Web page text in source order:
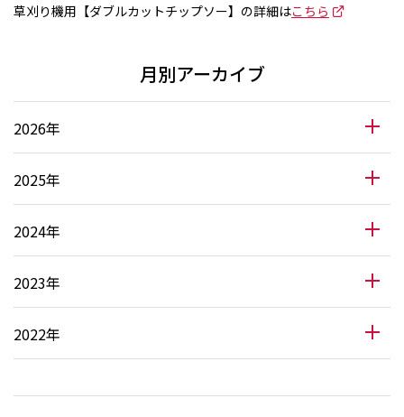
草刈り機用【ダブルカットチップソー】の詳細はこちら
月別アーカイブ
2026年
2025年
2024年
2023年
2022年